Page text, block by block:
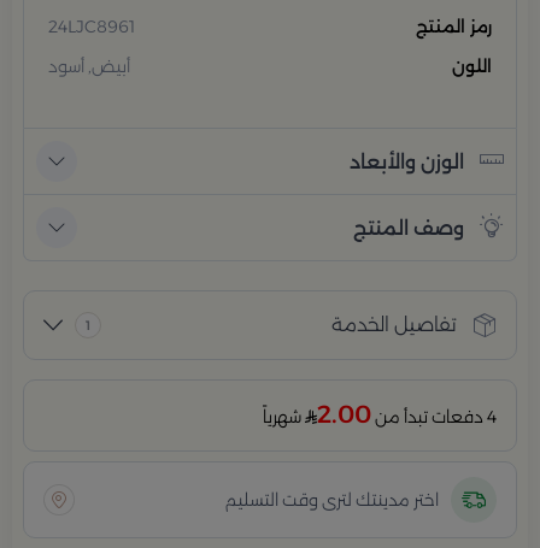
رمز المنتج
24LJC8961
اللون
أبيض, أسود
الوزن والأبعاد
وصف المنتج
تفاصيل الخدمة 1
4 دفعات تبدأ من 2.00 شهرياً
اختر مدينتك لترى وقت التسليم